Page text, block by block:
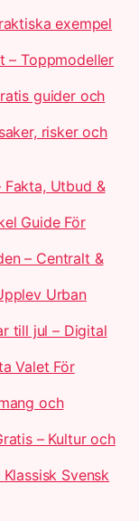
exempel
– Toppmodeller
guider och
risker och
Fakta, Utbud &
Guide För
– Centralt &
Urban
till jul – Digital
Valet För
och
– Kultur och
Svensk